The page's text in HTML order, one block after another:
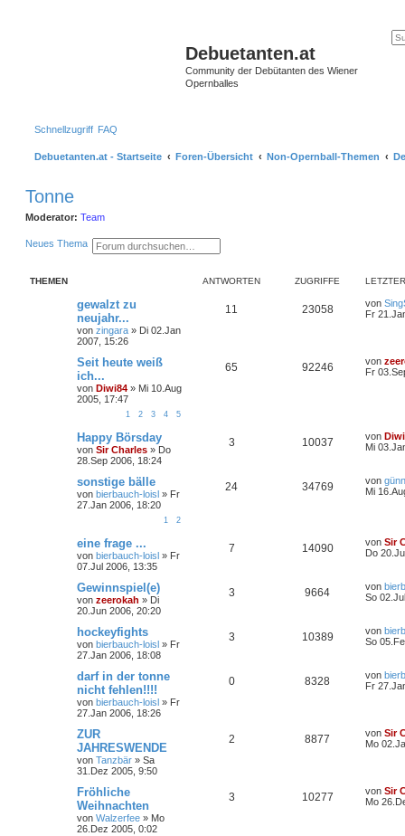
Debuetanten.at
Community der Debütanten des Wiener
Opernballes
Schnellzugriff FAQ
Debuetanten.at - Startseite Foren-Übersicht Non-Opernball-Themen
Tonne
Moderator: Team
Neues Thema S
u
E
r
e
r
t
e
u
c
h
e
THEMEN ANTWORTEN ZUGRIFFE
gewalzt zu
neujahr...
von zingara » Di 02.Jan
2007, 15:26
11 23058 von
Fr
Seit heute weiß
ich...
von Diwi84 » Mi 10.Aug
2005, 17:47
1 2 3 4 5
65 92246 von
Fr
Happy Börsday
von Sir Charles » Do
28.Sep 2006, 18:24
3 10037 von
Mi
sonstige bälle
von bierbauch-loisl » Fr
27.Jan 2006, 18:20
1 2
24 34769 von
Mi
eine frage ...
von bierbauch-loisl » Fr
07.Jul 2006, 13:35
7 14090 von Sir
Do
Gewinnspiel(e)
von zeerokah » Di
20.Jun 2006, 20:20
3 9664 von
So
hockeyfights
von bierbauch-loisl » Fr
27.Jan 2006, 18:08
3 10389 von
So
darf in der tonne
nicht fehlen!!!!
von bierbauch-loisl » Fr
27.Jan 2006, 18:26
0 8328 von
Fr
ZUR
JAHRESWENDE
von Tanzbär » Sa
31.Dez 2005, 9:50
2 8877 von Sir
Mo
Fröhliche
Weihnachten
von Walzerfee » Mo
26.Dez 2005, 0:02
3 10277 von Sir
Mo